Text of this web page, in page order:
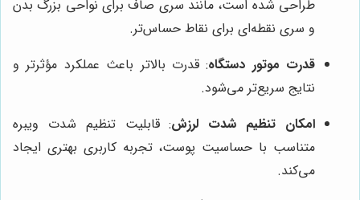
طراحی شده است، مانند سری صاف برای نواحی بزرگ بدن
و سری نقطه‌ای برای نقاط حساس‌تر.
قدرت موتور دستگاه: قدرت بالاتر باعث عملکرد مؤثرتر و
نتایج سریع‌تر می‌شود.
امکان تنظیم شدت لرزش: قابلیت تنظیم شدت ویبره
متناسب با حساسیت پوست، تجربه کاربری بهتری ایجاد
می‌کند.